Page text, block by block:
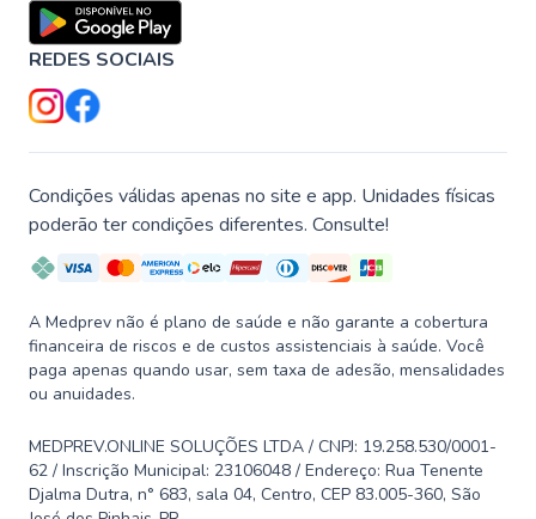
REDES SOCIAIS
Condições válidas apenas no site e app. Unidades físicas
poderão ter condições diferentes. Consulte!
A Medprev não é plano de saúde e não garante a cobertura
financeira de riscos e de custos assistenciais à saúde. Você
paga apenas quando usar, sem taxa de adesão, mensalidades
ou anuidades.
MEDPREV.ONLINE SOLUÇÕES LTDA / CNPJ: 19.258.530/0001-
62 / Inscrição Municipal: 23106048 / Endereço: Rua Tenente
Djalma Dutra, n° 683, sala 04, Centro, CEP 83.005-360, São